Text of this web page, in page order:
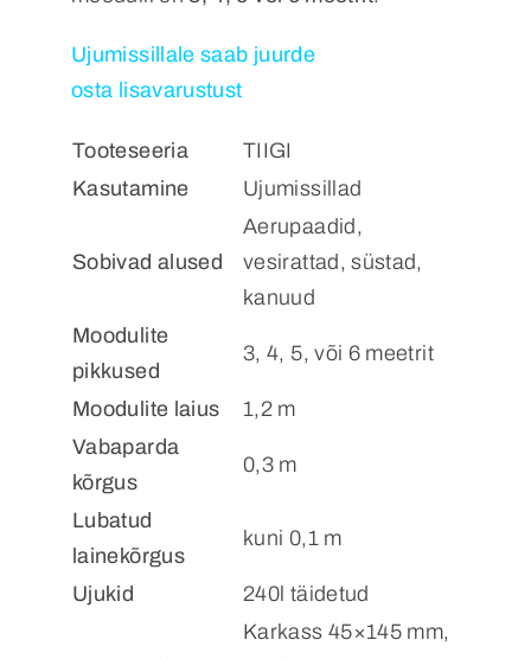
Ujumissillale saab juurde
osta lisavarustust
Tooteseeria
TIIGI
Kasutamine
Ujumissillad
Sobivad alused
Aerupaadid,
vesirattad, süstad,
kanuud
Moodulite
pikkused
3, 4, 5, või 6 meetrit
Moodulite laius
1,2 m
Vabaparda
kõrgus
0,3 m
Lubatud
lainekõrgus
kuni 0,1 m
Ujukid 240l täidetud
Karkass 45×145 mm,